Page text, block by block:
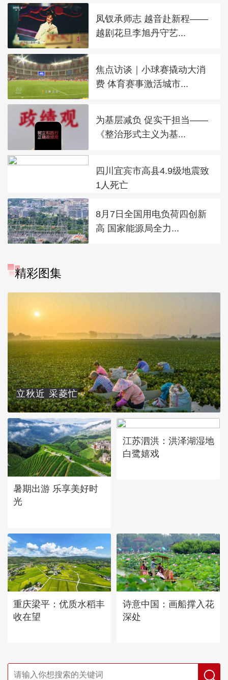
凤钗承师志 越音赴新程——
越剧花旦李旭丹守艺...
焦点访谈｜小球赛撬动大消
费 体育赛事激活城市...
为基层减负 促实干担当——
《整治形式主义为基...
四川宜宾市高县4.9级地震致
1人死亡
8月7日全国用电负荷四创新
高 国家能源局全力...
精彩图集
立秋近 采菱忙
暑期出游 乐享美好时
光
江苏泗洪：洪泽湖湿地
白鹭嬉戏
重庆梁平：优质水稻丰
收在望
诗意中国：画船撑入花
深处